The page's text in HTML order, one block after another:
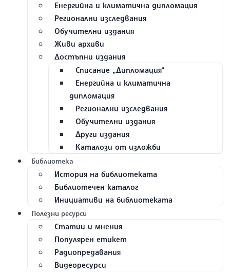
Енергийна и климатична дипломация
Регионални изследвания
Обучителни издания
Живи архиви
Достъпни издания
Списание „Дипломация“
Енергийна и климатична
дипломация
Регионални изследвания
Обучителни издания
Други издания
Каталози от изложби
Библиотека
История на библиотеката
Библиотечен каталог
Инициативи на библиотеката
Полезни ресурси
Статии и мнения
Популярен етикет
Радиопредавания
Видеоресурси